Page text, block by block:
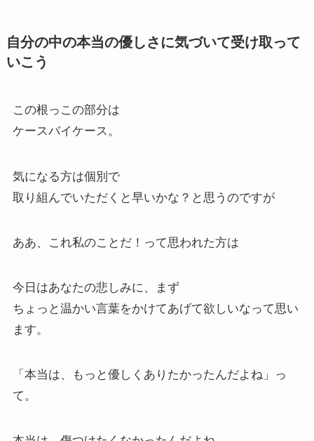
自分の中の本当の優しさに気づいて受け取って
いこう
この根っこの部分は
ケースバイケース。
気になる方は個別で
取り組んでいただくと早いかな？と思うのですが
ああ、これ私のことだ！って思われた方は
今日はあなたの悲しみに、まず
ちょっと温かい言葉をかけてあげて欲しいなって思い
ます。
「本当は、もっと優しくありたかったんだよね」っ
て。